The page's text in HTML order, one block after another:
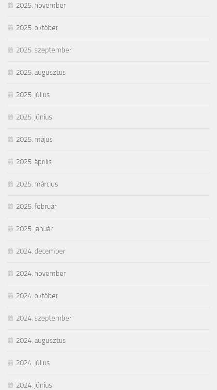
2025. november
2025. október
2025. szeptember
2025. augusztus
2025. július
2025. június
2025. május
2025. április
2025. március
2025. február
2025. január
2024. december
2024. november
2024. október
2024. szeptember
2024. augusztus
2024. július
2024. június